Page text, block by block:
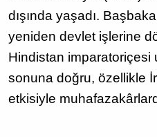
dışında yaşadı.
yeniden devlet işlerine
Hindistan imparatoriçesi
sonuna doğru, özellikle
etkisiyle